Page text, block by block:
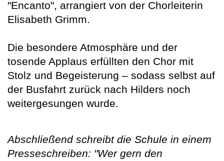
"Encanto", arrangiert von der Chorleiterin
Elisabeth Grimm.
Die besondere Atmosphäre und der
tosende Applaus erfüllten den Chor mit
Stolz und Begeisterung – sodass selbst auf
der Busfahrt zurück nach Hilders noch
weitergesungen wurde.
Abschließend schreibt die Schule in einem
Presseschreiben: "Wer gern den